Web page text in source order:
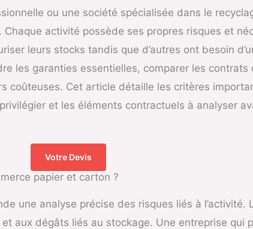
ou une société spécialisée dans le
activité possède ses propres risques et
leurs stocks tandis que d’autres ont besoin
les garanties essentielles, comparer les
coûteuses. Cet article détaille les critères
et les éléments contractuels à analyser
Votre Devis
papier et carton ?
une analyse précise des risques liés à
aux dégâts liés au stockage. Une entreprise qui